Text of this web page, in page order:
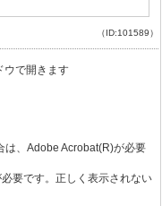
（ID:101589）
ウで開きます
、Adobe Acrobat(R)が必要
要です。正しく表示されない